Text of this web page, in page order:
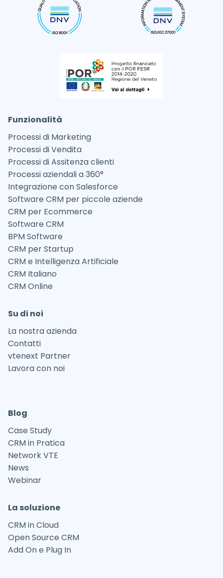
Funzionalità
Processi di Marketing
Processi di Vendita
Processi di Assitenza clienti
Processi aziendali a 360°
Integrazione con Salesforce
Software CRM per piccole aziende
CRM per Ecommerce
Software CRM
BPM Software
CRM per Startup
CRM e Intelligenza Artificiale
CRM Italiano
CRM Online
Su di noi
La nostra azienda
Contatti
vtenext Partner
Lavora con noi
Blog
Case Study
CRM in Pratica
Network VTE
News
Webinar
La soluzione
CRM in Cloud
Open Source CRM
Add On e Plug In